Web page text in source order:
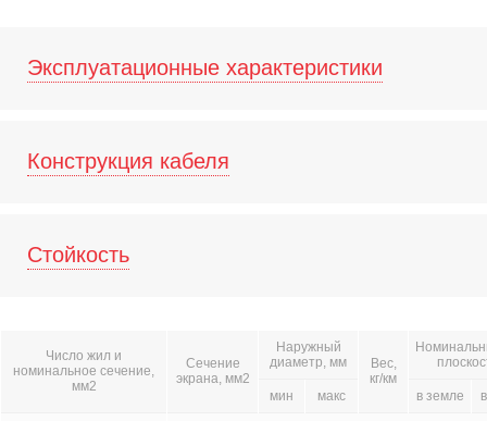
Эксплуатационные характеристики
Конструкция кабеля
Стойкость
Число жил и
номинальное сечение,
мм2
Сечение
экрана, мм2
Наружный
диаметр, мм
Вес,
кг/км
мин макс в земле